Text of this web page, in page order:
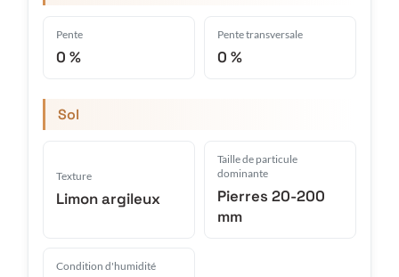
Pente
0 %
Pente transversale
0 %
Sol
Texture
Limon argileux
Taille de particule
dominante
Pierres 20-200
mm
Condition d'humidité